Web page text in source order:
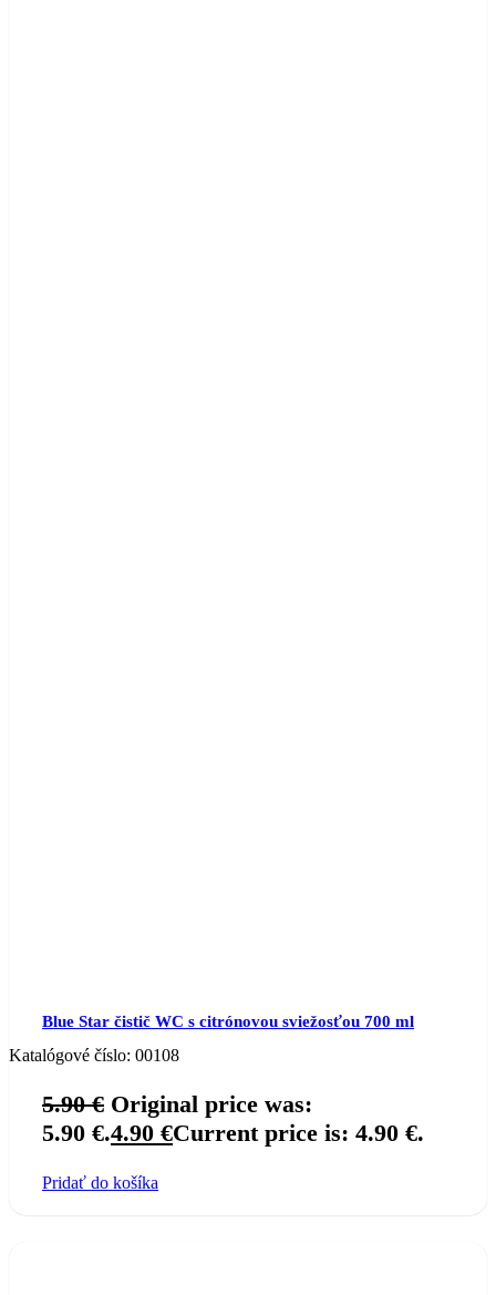
Blue Star čistič WC s citrónovou sviežosťou 700 ml
Katalógové číslo: 00108
5.90€ Original price was:
5.90 €.4.90 €Current price is: 4.90 €.
Pridať do košíka